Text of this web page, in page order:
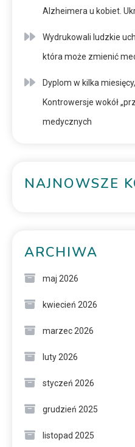
Alzheimera u kobiet.
Wydrukowali ludzkie
która może zmienić
Dyplom w kilka
Kontrowersje wokół
medycznych
NAJNOWSZE
ARCHIWA
maj 2026
kwiecień 2026
marzec 2026
luty 2026
styczeń 2026
grudzień 2025
listopad 2025